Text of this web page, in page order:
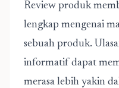
Review produk
lengkap mengenai
sebuah produk.
informatif dapat
merasa lebih yakin